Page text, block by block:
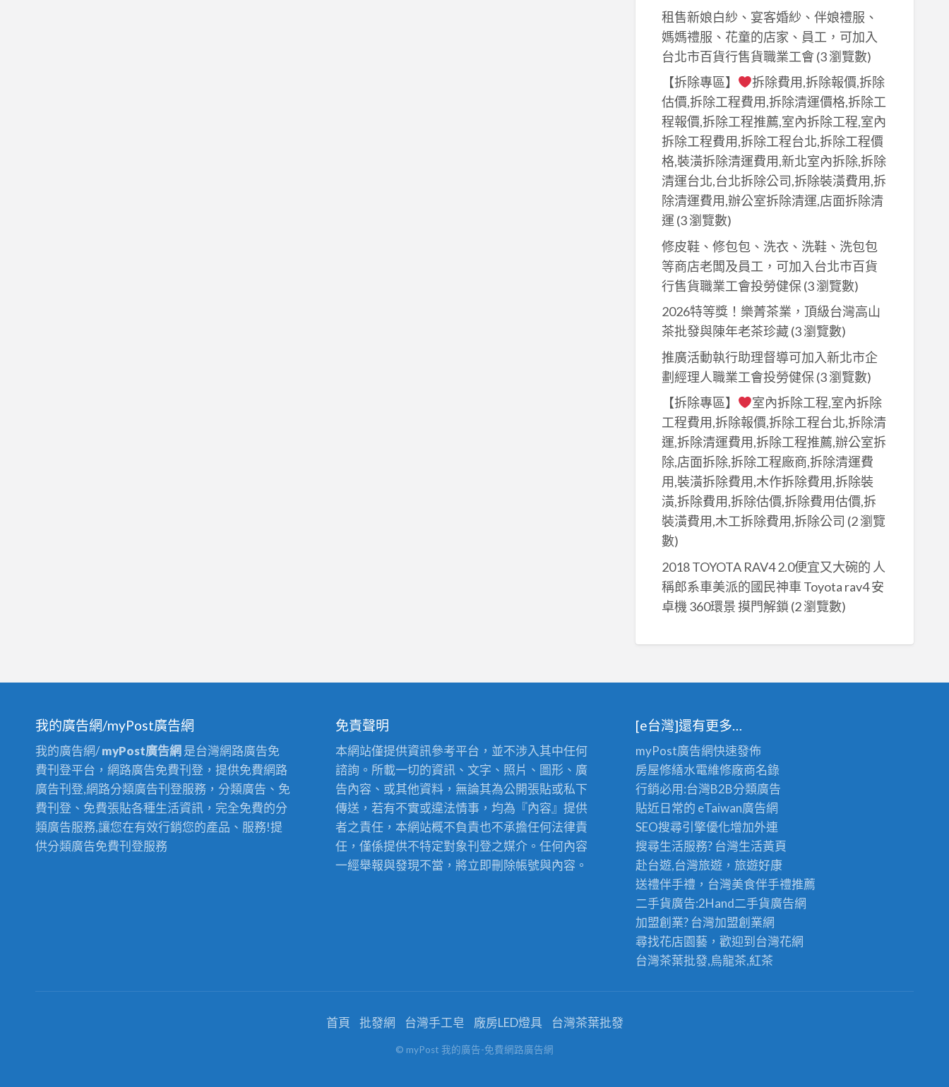
租售新娘白紗、宴客婚紗、伴娘禮服、
媽媽禮服、花童的店家、員工，可加入
台北市百貨行售貨職業工會 (3 瀏覽數)
【拆除專區】
拆除費用,拆除報價,拆除
估價,拆除工程費用,拆除清運價格,拆除工
程報價,拆除工程推薦,室內拆除工程,室內
拆除工程費用,拆除工程台北,拆除工程價
格,裝潢拆除清運費用,新北室內拆除,拆除
清運台北,台北拆除公司,拆除裝潢費用,拆
除清運費用,辦公室拆除清運,店面拆除清
運 (3 瀏覽數)
修皮鞋、修包包、洗衣、洗鞋、洗包包
等商店老闆及員工，可加入台北巿百貨
行售貨職業工會投勞健保(3 瀏覽數)
2026特等獎！樂菁茶業，頂級台灣高山
茶批發與陳年老茶珍藏(3 瀏覽數)
推廣活動執行助理督導可加入新北市企
劃經理人職業工會投勞健保(3 瀏覽數)
【拆除專區】
室內拆除工程,室內拆除
工程費用,拆除報價,拆除工程台北,拆除清
運,拆除清運費用,拆除工程推薦,辦公室拆
除,店面拆除,拆除工程廠商,拆除清運費
用,裝潢拆除費用,木作拆除費用,拆除裝
潢,拆除費用,拆除估價,拆除費用估價,拆
裝潢費用,木工拆除費用,拆除公司 (2 瀏覽
數)
2018 TOYOTA RAV4 2.0便宜又大碗的 人
稱郎系車美派的國民神車 Toyota rav4 安
卓機 360環景 摸門解鎖 (2 瀏覽數)
我的廣告網/myPost廣告網
我的廣告網/myPost廣告網是台灣網路廣告免
費刊登平台，網路廣告免費刊登，提供免費網路
廣告刊登,網路分類廣告刊登服務，分類廣告、免
費刊登、免費張貼各種生活資訊，完全免費的分
類廣告服務,讓您在有效行銷您的產品、服務!提
供分類廣告免費刊登服務
免責聲明
本網站僅提供資訊參考平台，並不涉入其中任何
諮詢。所載一切的資訊、文字、照片、圖形、廣
告內容、或其他資料，無論其為公開張貼或私下
傳送，若有不實或違法情事，均為『內容』提供
者之責任，本網站概不負責也不承擔任何法律責
任，僅係提供不特定對象刊登之媒介。任何內容
一經舉報與發現不當，將立即刪除帳號與內容。
[e台灣]還有更多…
myPost廣告網快速發佈
房屋修繕水電維修廠商名錄
行銷必用:台灣B2B分類廣告
貼近日常的 eTaiwan廣告網
SEO搜尋引擎優化增加外連
搜尋生活服務? 台灣生活黃頁
赴台遊,台灣旅遊 ，旅遊好康
送禮伴手禮，台灣美食伴手禮推薦
二手貨廣告:2Hand二手貨廣告網
加盟創業? 台灣加盟創業網
尋找花店園藝，歡迎到台灣花網
台灣茶葉批發,烏龍茶,紅茶
首頁 批發網 台灣手工皂 廠房LED燈具 台灣茶葉批發
© myPost 我的廣告-免費網路廣告網